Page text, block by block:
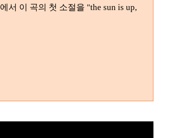
에서 이 곡의 첫 소절을 "the sun is up,